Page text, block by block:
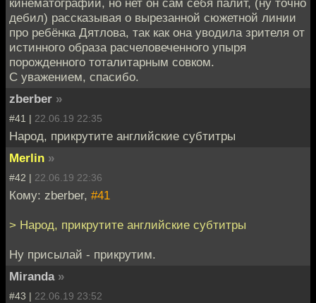
дебил) рассказывая о вырезанной сюжетной линии
про ребёнка Дятлова, так как она уводила зрителя от
истинного образа расчеловеченного упыря
порожденного тоталитарным совком.
С уважением, спасибо.
zberber »
#41 | 22.06.19 22:35
Народ, прикрутите английские субтитры
Merlin »
#42 | 22.06.19 22:36
Кому: zberber, #41
> Народ, прикрутите английские субтитры
Ну присылай - прикрутим.
Miranda »
#43 | 22.06.19 23:52